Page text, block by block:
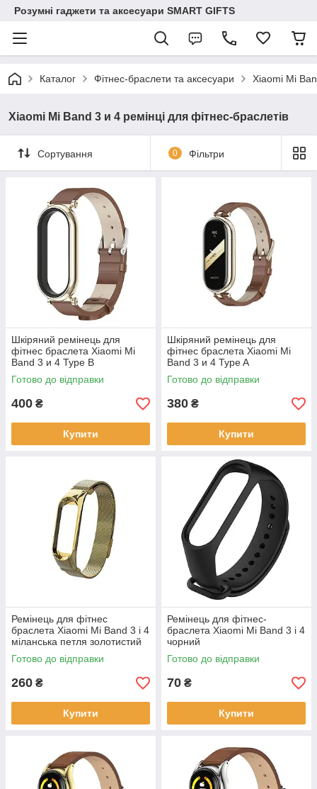
Розумні гаджети та аксесуари SMART GIFTS
Каталог Фітнес-браслети та аксесуари Xiaomi Mi
Xiaomi Mi Band 3 и 4 ремінці для фітнес-браслетів
Сортування 0 Фільтри
Шкіряний ремінець для
фітнес браслета Xiaomi Mi
Band 3 и 4 Type B
коричневий, тримач -
золотистий
Готово до відправки
400 ₴
Купити
Шкіряний ремінець для
фітнес браслета Xiaomi Mi
Band 3 и 4 Type A
коричневий, тримач -
золотистий
Готово до відправки
380 ₴
Купити
Ремінець для фітнес
браслета Xiaomi Mi Band 3 і 4
міланська петля золотистий
Готово до відправки
260 ₴
Купити
Ремінець для фітнес-
браслета Xiaomi Mi Band 3 і 4
чорний
Готово до відправки
70 ₴
Купити